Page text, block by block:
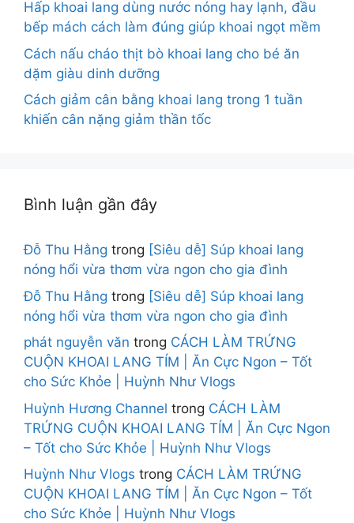
Hấp khoai lang dùng nước nóng hay lạnh, đầu
bếp mách cách làm đúng giúp khoai ngọt mềm
Cách nấu cháo thịt bò khoai lang cho bé ăn
dặm giàu dinh dưỡng
Cách giảm cân bằng khoai lang trong 1 tuần
khiến cân nặng giảm thần tốc
Bình luận gần đây
Đỗ Thu Hằng trong [Siêu dễ] Súp khoai lang
nóng hổi vừa thơm vừa ngon cho gia đình
Đỗ Thu Hằng trong [Siêu dễ] Súp khoai lang
nóng hổi vừa thơm vừa ngon cho gia đình
phát nguyễn văn trong CÁCH LÀM TRỨNG
CUỘN KHOAI LANG TÍM | Ăn Cực Ngon – Tốt
cho Sức Khỏe | Huỳnh Như Vlogs
Huỳnh Hương Channel trong CÁCH LÀM
TRỨNG CUỘN KHOAI LANG TÍM | Ăn Cực Ngon
– Tốt cho Sức Khỏe | Huỳnh Như Vlogs
Huỳnh Như Vlogs trong CÁCH LÀM TRỨNG
CUỘN KHOAI LANG TÍM | Ăn Cực Ngon – Tốt
cho Sức Khỏe | Huỳnh Như Vlogs